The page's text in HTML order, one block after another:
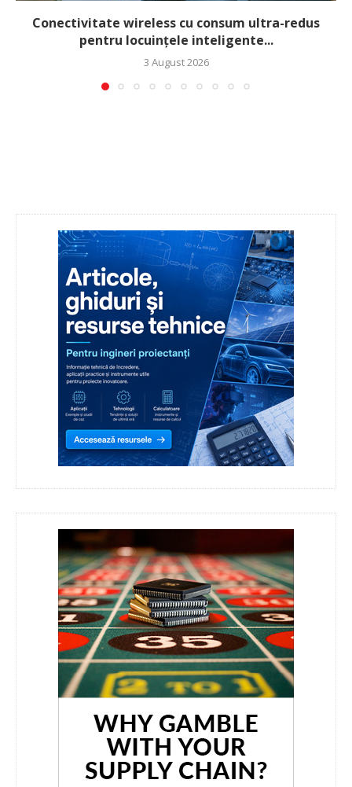
Conectivitate wireless cu consum ultra-redus
pentru locuințele inteligente...
3 August 2026